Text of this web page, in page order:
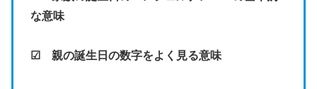
な意味
☑ 親の誕生日の数字をよく見る意味